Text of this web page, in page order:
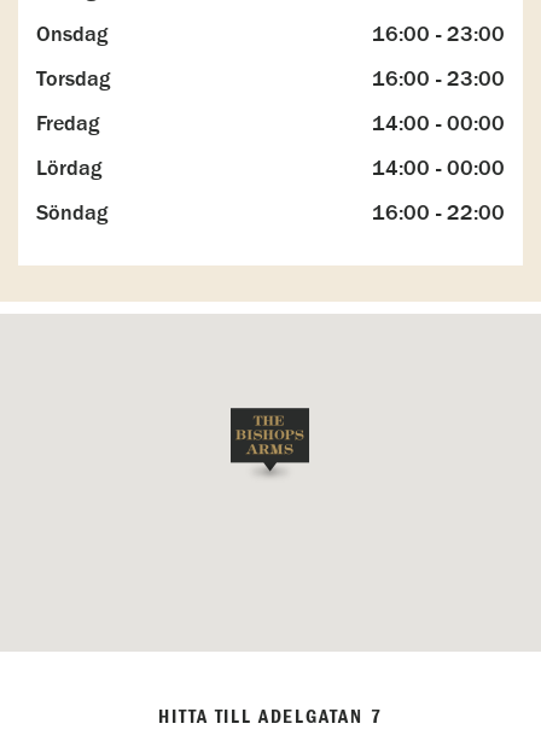
Onsdag
16:00 - 23:00
Torsdag
16:00 - 23:00
Fredag
14:00 - 00:00
Lördag
14:00 - 00:00
Söndag
16:00 - 22:00
HITTA TILL ADELGATAN 7